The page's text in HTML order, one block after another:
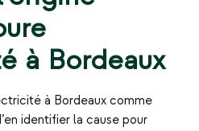
à Bordeaux
à Bordeaux comme
identifier la cause pour